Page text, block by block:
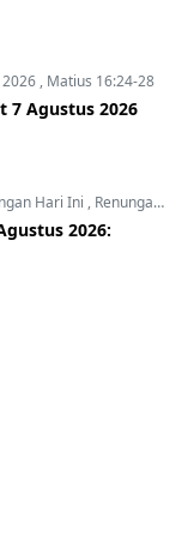
, Matius 16:24-28
7 Agustus 2026
Hari Ini , Renungan harian
2026: